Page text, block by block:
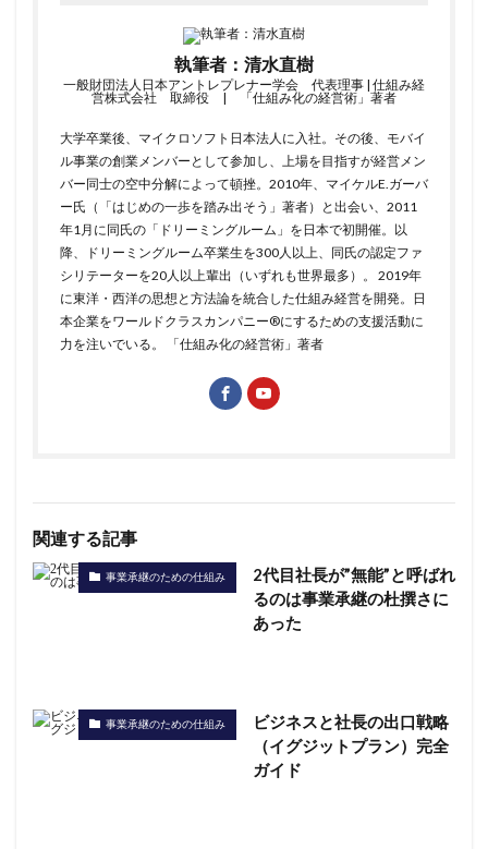
執筆者：清水直樹
一般財団法人日本アントレプレナー学会 代表理事 | 仕組み経
営株式会社 取締役 | 「仕組み化の経営術」著者
大学卒業後、マイクロソフト日本法人に入社。その後、モバイ
ル事業の創業メンバーとして参加し、上場を目指すが経営メン
バー同士の空中分解によって頓挫。2010年、マイケルE.ガーバ
ー氏（「はじめの一歩を踏み出そう」著者）と出会い、2011
年1月に同氏の「ドリーミングルーム」を日本で初開催。以
降、ドリーミングルーム卒業生を300人以上、同氏の認定ファ
シリテーターを20人以上輩出（いずれも世界最多）。 2019年
に東洋・西洋の思想と方法論を統合した仕組み経営を開発。日
本企業をワールドクラスカンパニー®にするための支援活動に
力を注いでいる。
「仕組み化の経営術」 著者
関連する記事
事業承継のための仕組み
2代目社長が”無能”と呼ばれ
るのは事業承継の杜撰さに
あった
事業承継のための仕組み
ビジネスと社長の出口戦略
（イグジットプラン）完全
ガイド